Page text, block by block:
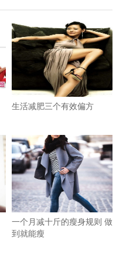
生活减肥三个有效偏方
一个月减十斤的瘦身规则 做
到就能瘦